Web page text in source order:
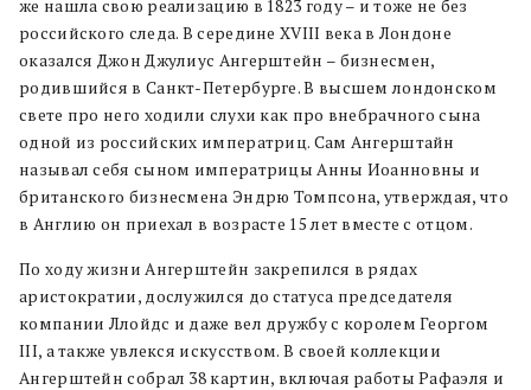
же нашла свою реализацию в 1823 году – и тоже не без
российского следа. В середине XVIII века в Лондоне
оказался Джон Джулиус Ангерштейн – бизнесмен,
родившийся в Санкт-Петербурге. В высшем лондонском
свете про него ходили слухи как про внебрачного сына
одной из российских императриц. Сам Ангерштайн
называл себя сыном императрицы Анны Иоанновны и
британского бизнесмена Эндрю Томпсона, утверждая, что
в Англию он приехал в возрасте 15 лет вместе с отцом.
По ходу жизни Ангерштейн закрепился в рядах
аристократии, дослужился до статуса председателя
компании Ллойдс и даже вел дружбу с королем Георгом
III, а также увлекся искусством. В своей коллекции
Ангерштейн собрал 38 картин, включая работы Рафаэля и